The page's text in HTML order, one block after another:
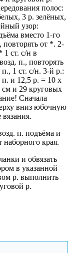
полос:
3 р. зелёных,
узор:
вместо 1-го
повторять от *. 2-
1 ст. с/н в
п., повторять
1 ст. с/н. 3-й р.:
п. и 12,5 р. = 10 х
см и 29 круговых
Сначала
вниз юбочную
п. подъёма и
наборного края.
и обвязать
в указанной
р. выполнить
р.